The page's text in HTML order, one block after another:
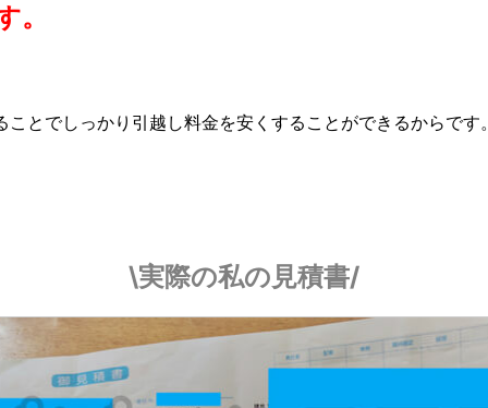
。
とでしっかり引越し料金を安くすることができるからです
\実際の私の見積書/